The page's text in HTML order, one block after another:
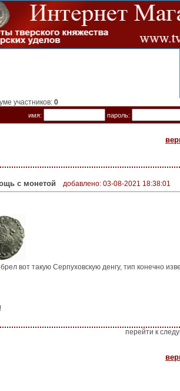
участников: 0
имя: пароль:
с монетой добавлено: 03-08-2021 18:38:01
вот такую Серпуховскую денгу, тип конечно
перейти к